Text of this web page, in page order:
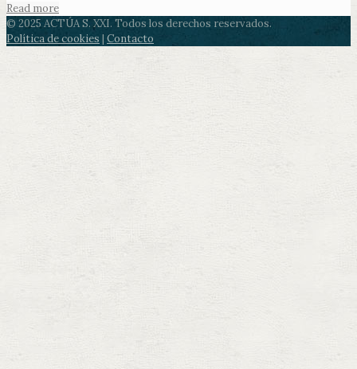
Read more
© 2025 ACTÚA S. XXI. Todos los derechos reservados.
Política de cookies | Contacto